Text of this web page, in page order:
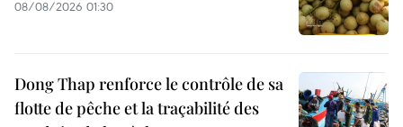
08/08/2026 01:30
Dong Thap renforce le contrôle de sa
flotte de pêche et la traçabilité des